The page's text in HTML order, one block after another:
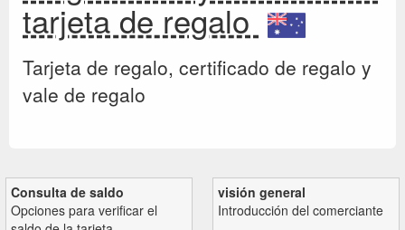
tarjeta de regalo
Tarjeta de regalo, certificado de regalo y
vale de regalo
Consulta de saldo
Opciones para verificar el
visión general
Introducción del comerciante